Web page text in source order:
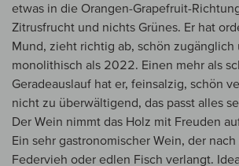
etwas in die Orangen-Grapefruit-
Zitrusfrucht und nichts Grünes. Er hat
Mund, zieht richtig ab, schön zugänglich
monolithisch als 2022. Einen mehr als
Geradeauslauf hat er, feinsalzig, schön
nicht zu überwältigend, das passt alles
Der Wein nimmt das Holz mit Freuden
Ein sehr gastronomischer Wein, der
Federvieh oder edlen Fisch verlangt.